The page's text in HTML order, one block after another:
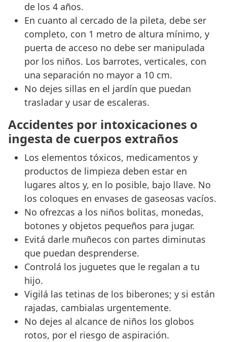
de los 4 años.
En cuanto al cercado de la pileta, debe ser
completo, con 1 metro de altura mínimo, y
puerta de acceso no debe ser manipulada
por los niños. Los barrotes, verticales, con
una separación no mayor a 10 cm.
No dejes sillas en el jardín que puedan
trasladar y usar de escaleras.
Accidentes por intoxicaciones o
ingesta de cuerpos extraños
Los elementos tóxicos, medicamentos y
productos de limpieza deben estar en
lugares altos y, en lo posible, bajo llave. No
los coloques en envases de gaseosas vacíos.
No ofrezcas a los niños bolitas, monedas,
botones y objetos pequeños para jugar.
Evitá darle muñecos con partes diminutas
que puedan desprenderse.
Controlá los juguetes que le regalan a tu
hijo.
Vigilá las tetinas de los biberones; y si están
rajadas, cambialas urgentemente.
No dejes al alcance de niños los globos
rotos, por el riesgo de aspiración.